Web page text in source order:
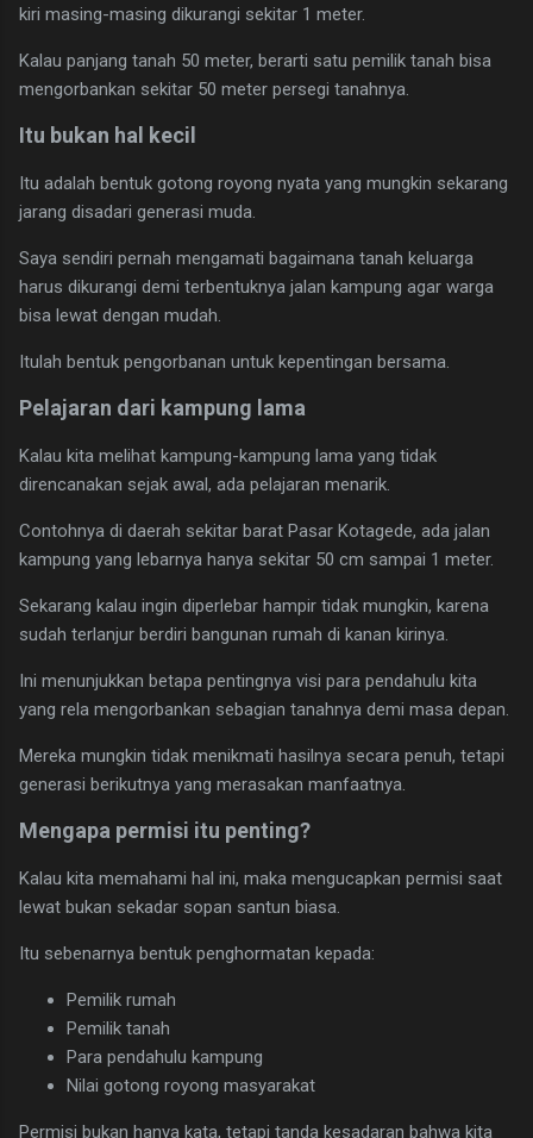
kiri masing-masing dikurangi sekitar 1 meter.
Kalau panjang tanah 50 meter, berarti satu pemilik tanah bisa
mengorbankan sekitar 50 meter persegi tanahnya.
Itu bukan hal kecil
Itu adalah bentuk gotong royong nyata yang mungkin sekarang
jarang disadari generasi muda.
Saya sendiri pernah mengamati bagaimana tanah keluarga
harus dikurangi demi terbentuknya jalan kampung agar warga
bisa lewat dengan mudah.
Itulah bentuk pengorbanan untuk kepentingan bersama.
Pelajaran dari kampung lama
Kalau kita melihat kampung-kampung lama yang tidak
direncanakan sejak awal, ada pelajaran menarik.
Contohnya di daerah sekitar barat Pasar Kotagede, ada jalan
kampung yang lebarnya hanya sekitar 50 cm sampai 1 meter.
Sekarang kalau ingin diperlebar hampir tidak mungkin, karena
sudah terlanjur berdiri bangunan rumah di kanan kirinya.
Ini menunjukkan betapa pentingnya visi para pendahulu kita
yang rela mengorbankan sebagian tanahnya demi masa depan.
Mereka mungkin tidak menikmati hasilnya secara penuh, tetapi
generasi berikutnya yang merasakan manfaatnya.
Mengapa permisi itu penting?
Kalau kita memahami hal ini, maka mengucapkan permisi saat
lewat bukan sekadar sopan santun biasa.
Itu sebenarnya bentuk penghormatan kepada:
Pemilik rumah
Pemilik tanah
Para pendahulu kampung
Nilai gotong royong masyarakat
Permisi bukan hanya kata, tetapi tanda kesadaran bahwa kita